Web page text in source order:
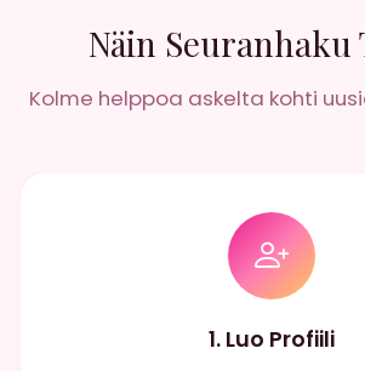
Näin Seuranhaku
Kolme helppoa askelta kohti
1. Luo Profiili